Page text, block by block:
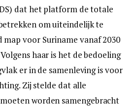
dat het platform de totale
om uiteindelijk te
voor Suriname vanaf 2030
haar is het de bedoeling
er in de samenleving is voor
Zij stelde dat alle
worden samengebracht